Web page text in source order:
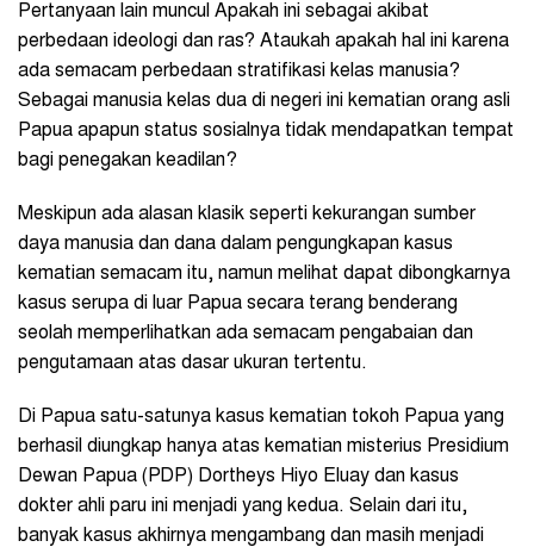
Pertanyaan lain muncul Apakah ini sebagai akibat
perbedaan ideologi dan ras? Ataukah apakah hal ini karena
ada semacam perbedaan stratifikasi kelas manusia?
Sebagai manusia kelas dua di negeri ini kematian orang asli
Papua apapun status sosialnya tidak mendapatkan tempat
bagi penegakan keadilan?
Meskipun ada alasan klasik seperti kekurangan sumber
daya manusia dan dana dalam pengungkapan kasus
kematian semacam itu, namun melihat dapat dibongkarnya
kasus serupa di luar Papua secara terang benderang
seolah memperlihatkan ada semacam pengabaian dan
pengutamaan atas dasar ukuran tertentu.
Di Papua satu-satunya kasus kematian tokoh Papua yang
berhasil diungkap hanya atas kematian misterius Presidium
Dewan Papua (PDP) Dortheys Hiyo Eluay dan kasus
dokter ahli paru ini menjadi yang kedua. Selain dari itu,
banyak kasus akhirnya mengambang dan masih menjadi